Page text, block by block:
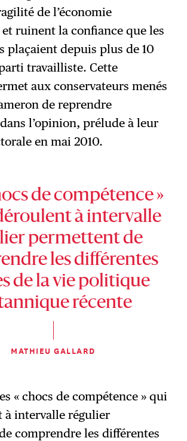
de l’économie
ruinent la confiance que les
plaçaient depuis plus de 10
travailliste. Cette
aux conservateurs menés
de reprendre
l’opinion, prélude à leur
en mai 2010.
de compétence »
à intervalle
permettent de
les différentes
de la vie politique
récente
MATHIEU GALLARD
« chocs de compétence » qui
à intervalle régulier
comprendre les différentes